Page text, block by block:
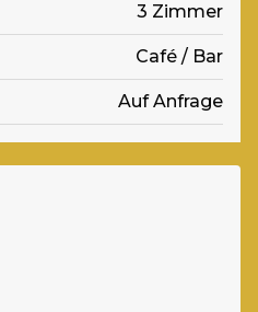
3 Zimmer
Café / Bar
Auf Anfrage